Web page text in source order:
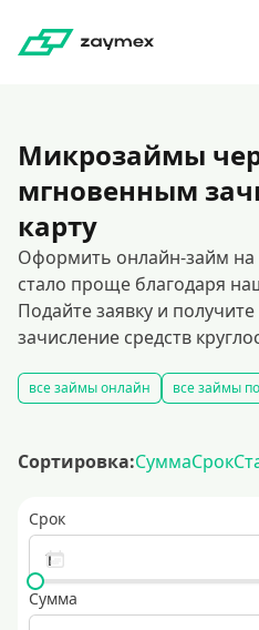
Микрозаймы
мгновенным
карту
Оформить онлайн-займ на
стало проще благодаря
Подайте заявку и
зачисление средств
все займы онлайн все займы
Сортировка:СуммаСрок
Срок
Сумма